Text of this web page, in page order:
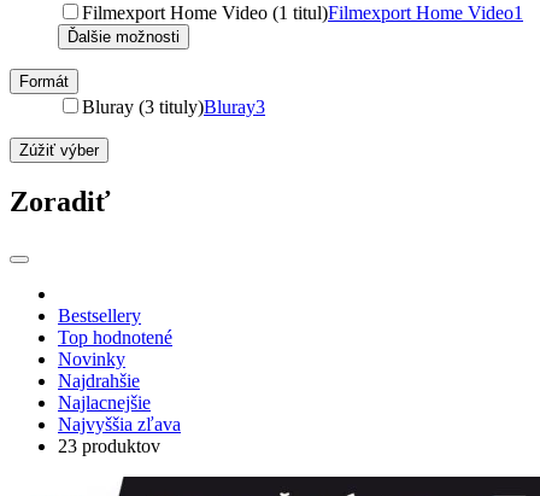
Filmexport Home Video (1 titul)Filmexport Home Video1
Ďalšie možnosti
Formát
Bluray (3 tituly)Bluray3
Zúžiť výber
Zoradiť
Bestsellery
Top hodnotené
Novinky
Najdrahšie
Najlacnejšie
Najvyššia zľava
23 produktov